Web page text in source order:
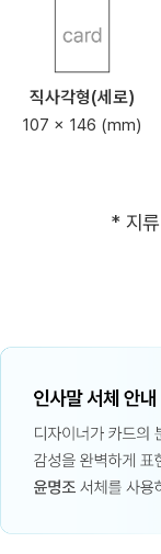
직사각형(세로)
107 x 146 (mm)